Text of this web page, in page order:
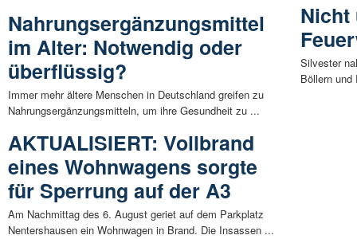
Nahrungsergänzungsmittel
im Alter: Notwendig oder
überflüssig?
Immer mehr ältere Menschen in Deutschland greifen zu
Nahrungsergänzungsmitteln, um ihre Gesundheit zu ...
AKTUALISIERT: Vollbrand
eines Wohnwagens sorgte
für Sperrung auf der A3
Am Nachmittag des 6. August geriet auf dem Parkplatz
Nentershausen ein Wohnwagen in Brand. Die Insassen ...
Nicht
Silvester
Böllern